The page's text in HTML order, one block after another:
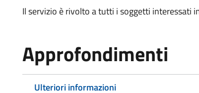
Il servizio è rivolto a tutti i soggetti interessati
Approfondimenti
Ulteriori informazioni